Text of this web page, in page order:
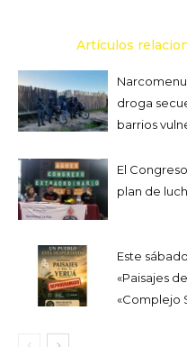
Artículos
droga
barrios
El
plan de
Este
«Paisajes
«Complejo